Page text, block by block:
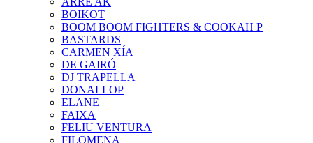
BOIKOT
BOOM BOOM FIGHTERS & COOKAH P
BASTARDS
CARMEN XÍA
DE GAIRÓ
DJ TRAPELLA
DONALLOP
ELANE
FAIXA
FELIU VENTURA
FILOMENA